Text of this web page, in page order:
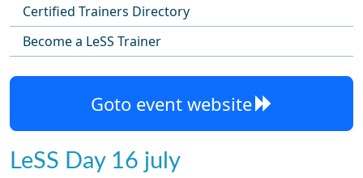
Certified Trainers Directory
Become a LeSS Trainer
Goto event website
LeSS Day 16 july